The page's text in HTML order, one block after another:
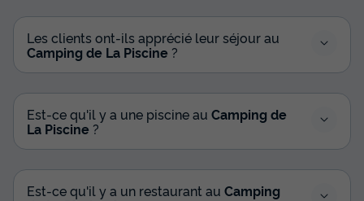
Les clients ont-ils apprécié leur séjour au
Camping de La Piscine ?
Est-ce qu'il y a une piscine au Camping de
La Piscine ?
Est-ce qu'il y a un restaurant au Camping